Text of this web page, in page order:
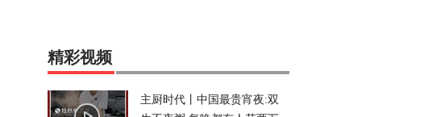
精彩视频
主厨时代丨中国最贵宵夜:双